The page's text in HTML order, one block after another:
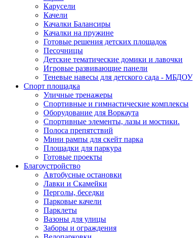
Карусели
Качели
Качалки Балансиры
Качалки на пружине
Готовые решения детских площадок
Песочницы
Детские тематические домики и лавочки
Игровые развивающие панели
Теневые навесы для детского сада - МБДОУ
Спорт площадка
Уличные тренажеры
Спортивные и гимнастические комплексы
Оборудование для Воркаута
Спортивные элементы, лазы и мостики.
Полоса препятствий
Мини рампы для скейт парка
Площадки для паркура
Готовые проекты
Благоустройство
Автобусные остановки
Лавки и Скамейки
Перголы, беседки
Парковые качели
Парклеты
Вазоны для улицы
Заборы и ограждения